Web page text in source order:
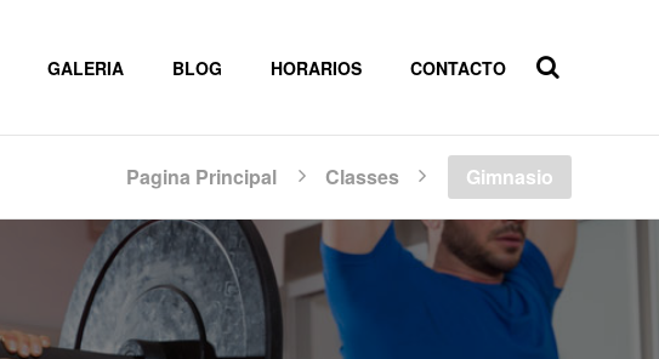
GALERIA BLOG HORARIOS CONTACTO
Pagina Principal Classes Gimnasio